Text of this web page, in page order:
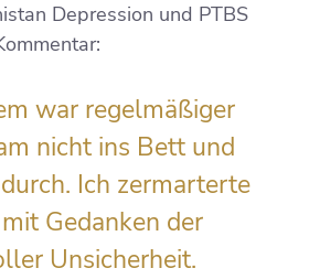
Depression und PTBS
war regelmäßiger
nicht ins Bett und
Ich zermarterte
Gedanken der
Unsicherheit.